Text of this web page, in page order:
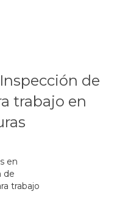
de
trabajo en